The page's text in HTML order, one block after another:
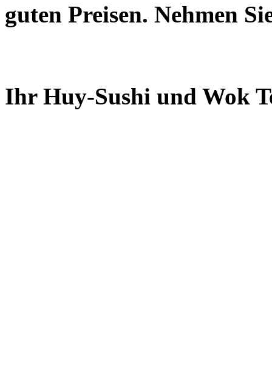
guten Preisen. Nehmen
Ihr Huy-Sushi und Wok